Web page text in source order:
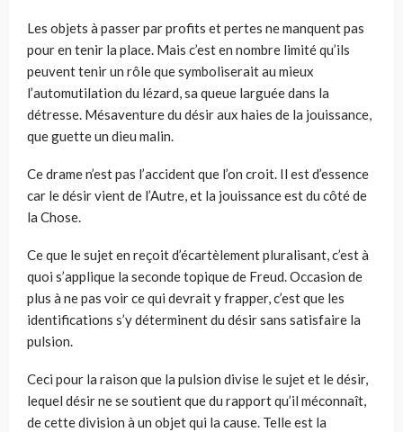
Les objets à passer par profits et pertes ne manquent pas
pour en tenir la place. Mais c’est en nombre limité qu’ils
peuvent tenir un rôle que symboliserait au mieux
l’automutilation du lézard, sa queue larguée dans la
détresse. Mésaventure du désir aux haies de la jouissance,
que guette un dieu malin.
Ce drame n’est pas l’accident que l’on croit. Il est d’essence
car le désir vient de l’Autre, et la jouissance est du côté de
la Chose.
Ce que le sujet en reçoit d’écartèlement pluralisant, c’est à
quoi s’applique la seconde topique de Freud. Occasion de
plus à ne pas voir ce qui devrait y frapper, c’est que les
identifications s’y déterminent du désir sans satisfaire la
pulsion.
Ceci pour la raison que la pulsion divise le sujet et le désir,
lequel désir ne se soutient que du rapport qu’il méconnaît,
de cette division à un objet qui la cause. Telle est la